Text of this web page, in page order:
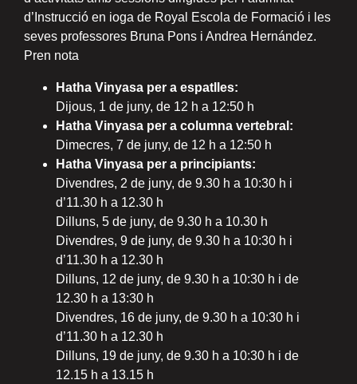
d’Instrucció en ioga de Royal Escola de Formació i les
seves professores Bruna Pons i Andrea Hernández.
Pren nota
Hatha Vinyasa per a espatlles:
Dijous, 1 de juny, de 12 h a 12:50 h
Hatha Vinyasa per a columna vertebral:
Dimecres, 7 de juny, de 12 h a 12:50 h
Hatha Vinyasa per a principiants:
Divendres, 2 de juny, de 9.30 h a 10:30 h i
d’11.30 h a 12.30 h
Dilluns, 5 de juny, de 9.30 h a 10.30 h
Divendres, 9 de juny, de 9.30 h a 10:30 h i
d’11.30 h a 12.30 h
Dilluns, 12 de juny, de 9.30 h a 10:30 h i de
12.30 h a 13:30 h
Divendres, 16 de juny, de 9.30 h a 10:30 h i
d’11.30 h a 12.30 h
Dilluns, 19 de juny, de 9.30 h a 10:30 h i de
12.15 h a 13.15 h